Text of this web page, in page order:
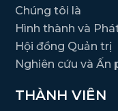
Chúng tôi là
Hình thành và
Hội đồng Quản trị
Nghiên cứu và Ấn
THÀNH VIÊN